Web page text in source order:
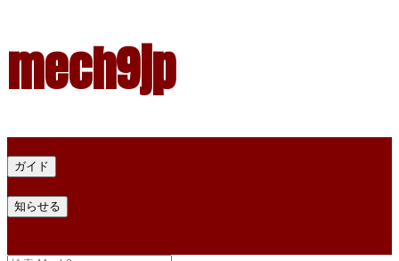
mech9jp
ガイド
知らせる